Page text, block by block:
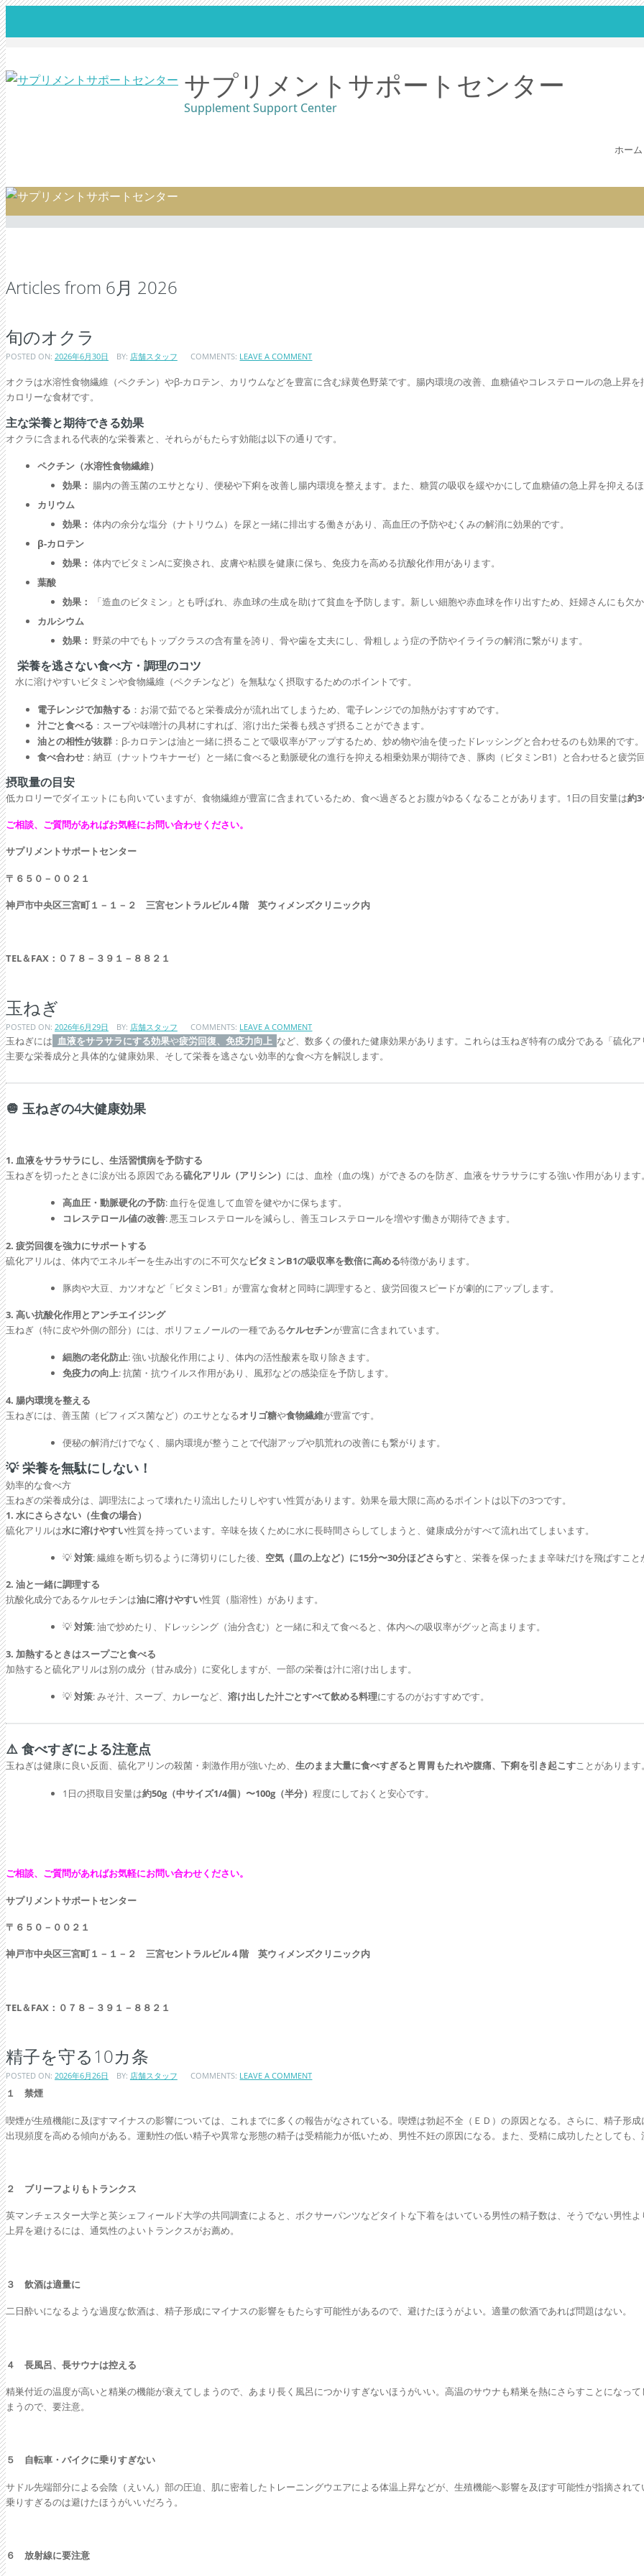
サプリメントサポートセンター
Supplement Support Center
SKIP
TO
CONTENT
ホーム
Articles from 6月 2026
旬のオクラ
POSTED ON: 2026年6月30日 BY: 店舗スタッフ COMMENTS: LEAVE A COMMENT
オクラは水溶性食物繊維（ペクチン）やβ-カロテン、カリウムなどを豊富に含む緑黄色野菜です。 腸内環境の改善、血糖値やコレステロールの急上昇
カロリーな食材です。
主な栄養と期待できる効果
オクラに含まれる代表的な栄養素と、それらがもたらす効能は以下の通りです。
ペクチン（水溶性食物繊維）
効果： 腸内の善玉菌のエサとなり、便秘や下痢を改善し腸内環境を整えます。また、糖質の吸収を緩やかにして血糖値の急上昇を抑える
カリウム
効果： 体内の余分な塩分（ナトリウム）を尿と一緒に排出する働きがあり、高血圧の予防やむくみの解消に効果的です。
β-カロテン
効果： 体内でビタミンAに変換され、皮膚や粘膜を健康に保ち、免疫力を高める抗酸化作用があります。
葉酸
効果：
「造血のビタミン」とも呼ばれ、赤血球の生成を助けて貧血を予防します。新しい細胞や赤血球を作り出すため、妊婦さんにも欠
カルシウム
効果： 野菜の中でもトップクラスの含有量を誇り、骨や歯を丈夫にし、骨粗しょう症の予防やイライラの解消に繋がります。
栄養を逃さない食べ方・調理のコツ
水に溶けやすいビタミンや食物繊維（ペクチンなど）を無駄なく摂取するためのポイントです。
電子レンジで加熱する ：お湯で茹でると栄養成分が流れ出てしまうため、電子レンジでの加熱がおすすめです。
汁ごと食べる ：スープや味噌汁の具材にすれば、溶け出た栄養も残さず摂ることができます。
油との相性が抜群：β-カロテンは油と一緒に摂ることで吸収率がアップするため、炒め物や油を使ったドレッシングと合わせるのも効果的です。
食べ合わせ：納豆（ナットウキナーゼ）と一緒に食べると動脈硬化の進行を抑える相乗効果が期待でき、豚肉（ビタミンB1）と合わせると疲労
摂取量の目安
低カロリーでダイエットにも向いていますが、食物繊維が豊富に含まれているため、食べ過ぎるとお腹がゆるくなることがあります。1日の目安量は約
ご相談、ご質問があればお気軽にお問い合わせください。
サプリメントサポートセンター
〒６５０－００２１
神戸市中央区三宮町１－１－２ 三宮セントラルビル４階 英ウィメンズクリニック内
TEL＆FAX：０７８－３９１－８８２１
玉ねぎ
POSTED ON: 2026年6月29日 BY: 店舗スタッフ COMMENTS: LEAVE A COMMENT
玉ねぎには 血液をサラサラにする効果や疲労回復、免疫力向上 など、数多くの優れた健康効果があります。これらは玉ねぎ特有の成分である「硫化
主要な栄養成分と具体的な健康効果、そして栄養を逃さない効率的な食べ方を解説します。
🧅 玉ねぎの4大健康効果
1. 血液をサラサラにし、生活習慣病を予防する
玉ねぎを切ったときに涙が出る原因である硫化アリル（アリシン） には、血栓（血の塊）ができるのを防ぎ、血液をサラサラにする強い作用があります
高血圧・動脈硬化の予防: 血行を促進して血管を健やかに保ちます。
コレステロール値の改善: 悪玉コレステロールを減らし、善玉コレステロールを増やす働きが期待できます。
2. 疲労回復を強力にサポートする
硫化アリルは、体内でエネルギーを生み出すのに不可欠なビタミンB1の吸収率を数倍に高める特徴があります。
豚肉や大豆、カツオなど「ビタミンB1」が豊富な食材と同時に調理すると、疲労回復スピードが劇的にアップします。
3. 高い抗酸化作用とアンチエイジング
玉ねぎ（特に皮や外側の部分）には、ポリフェノールの一種であるケルセチンが豊富に含まれています。
細胞の老化防止: 強い抗酸化作用により、体内の活性酸素を取り除きます。
免疫力の向上: 抗菌・抗ウイルス作用があり、風邪などの感染症を予防します。
4. 腸内環境を整える
玉ねぎには、善玉菌（ビフィズス菌など）のエサとなるオリゴ糖や食物繊維が豊富です。
便秘の解消だけでなく、腸内環境が整うことで代謝アップや肌荒れの改善にも繋がります。
💡 栄養を無駄にしない！
効率的な食べ方
玉ねぎの栄養成分は、調理法によって壊れたり流出したりしやすい性質があります。効果を最大限に高めるポイントは以下の3つです。
1. 水にさらさない（生食の場合）
硫化アリルは水に溶けやすい性質を持っています。辛味を抜くために水に長時間さらしてしまうと、健康成分がすべて流れ出てしまいます。
💡対策: 繊維を断ち切るように薄切りにした後、 空気（皿の上など）に15分〜30分ほどさらすと、栄養を保ったまま辛味だけを飛ばすこと
2. 油と一緒に調理する
抗酸化成分であるケルセチンは油に溶けやすい性質（脂溶性）があります。
💡対策: 油で炒めたり、ドレッシング（油分含む）と一緒に和えて食べると、体内への吸収率がグッと高まります。
3. 加熱するときはスープごと食べる
加熱すると硫化アリルは別の成分（甘み成分）に変化しますが、一部の栄養は汁に溶け出します。
💡対策: みそ汁、スープ、カレーなど、 溶け出した汁ごとすべて飲める料理にするのがおすすめです。
⚠️ 食べすぎによる注意点
玉ねぎは健康に良い反面、硫化アリンの殺菌・刺激作用が強いため、 生のまま大量に食べすぎると胃胃もたれや腹痛、下痢を引き起こすことがあります
1日の摂取目安量は約50g（中サイズ1/4個）〜100g（半分） 程度にしておくと安心です。
ご相談、ご質問があればお気軽にお問い合わせください。
サプリメントサポートセンター
〒６５０－００２１
神戸市中央区三宮町１－１－２ 三宮セントラルビル４階 英ウィメンズクリニック内
TEL＆FAX：０７８－３９１－８８２１
精子を守る10カ条
POSTED ON: 2026年6月26日 BY: 店舗スタッフ COMMENTS: LEAVE A COMMENT
１ 禁煙
喫煙が生殖機能に及ぼすマイナスの影響については、これまでに多くの報告がなされている。喫煙は勃起不全（ＥＤ）の原因となる。さらに、精子形
出現頻度を高める傾向がある。運動性の低い精子や異常な形態の精子は受精能力が低いため、男性不妊の原因になる。また、受精に成功したとしても
２ ブリーフよりもトランクス
英マンチェスター大学と英シェフィールド大学の共同調査によると、ボクサーパンツなどタイトな下着をはいている男性の精子数は、そうでない男性
上昇を避けるには、通気性のよいトランクスがお薦め。
３ 飲酒は適量に
二日酔いになるような過度な飲酒は、精子形成にマイナスの影響をもたらす可能性があるので、避けたほうがよい。適量の飲酒であれば問題はない。
４ 長風呂、長サウナは控える
精巣付近の温度が高いと精巣の機能が衰えてしまうので、あまり長く風呂につかりすぎないほうがいい。高温のサウナも精巣を熱にさらすことになっ
まうので、要注意。
５ 自転車・バイクに乗りすぎない
サドル先端部分による会陰（えいん）部の圧迫、肌に密着したトレーニングウエアによる体温上昇などが、生殖機能へ影響を及ぼす可能性が指摘され
乗りすぎるのは避けたほうがいいだろう。
６ 放射線に要注意